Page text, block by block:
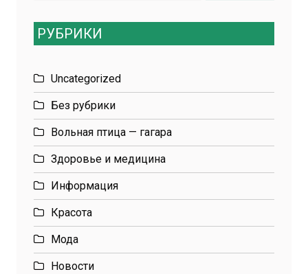
РУБРИКИ
Uncategorized
Без рубрики
Вольная птица — гагара
Здоровье и медицина
Информация
Красота
Мода
Новости